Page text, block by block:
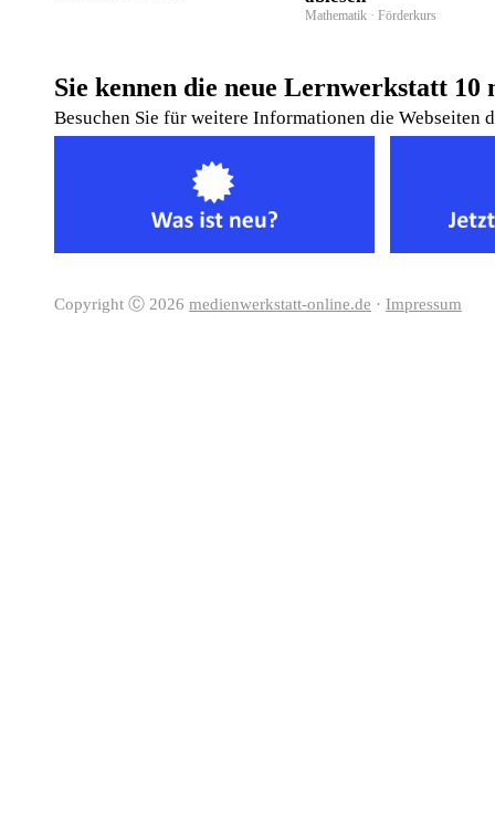
Mathematik · Förderkurs
Sie kennen die neue Lernwerkstatt 10
Besuchen Sie für weitere Informationen die Webseiten
Copyright Ⓒ 2026medienwerkstatt-online.de · Impressum